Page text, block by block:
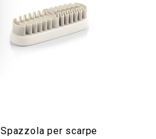
Spazzola per scarpe